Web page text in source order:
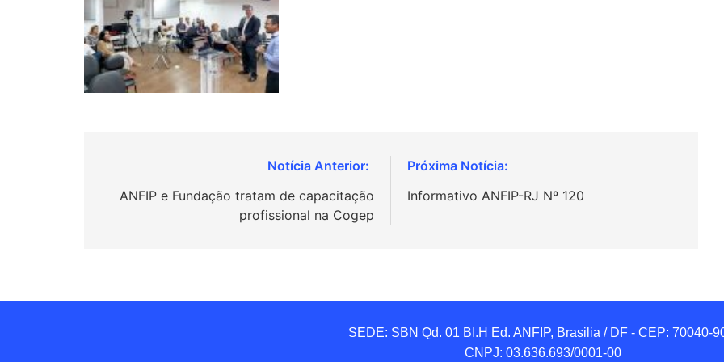
deANFIP e Fundação tratam de capacitação
profissional na Cogep
Informativo ANFIP-RJ Nº 120
SEDE: SBN Qd. 01 BI.H Ed. ANFIP, Brasilia / DF - CEP: 70040-
CNPJ: 03.636.693/0001-00